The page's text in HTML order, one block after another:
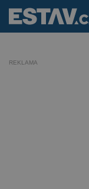
REKLAMA